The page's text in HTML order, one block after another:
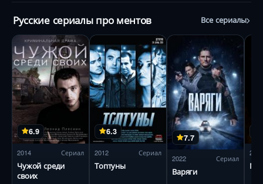
Русские сериалы про ментов Все сериалы
6.9
2014 Сериал
Чужой среди
своих
6.3
2012 Сериал
Топтуны
7.7
2022 Сериал
Варяги
2015